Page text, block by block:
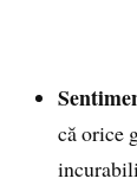
că orice